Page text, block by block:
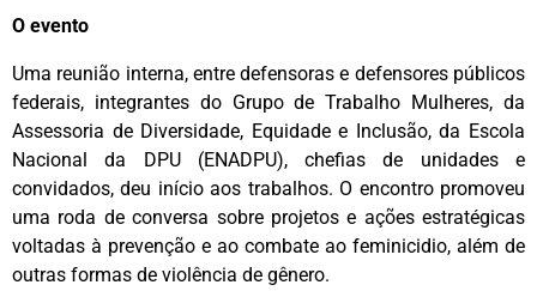
O evento
Uma reunião interna, entre defensoras e defensores públicos
federais, integrantes do Grupo de Trabalho Mulheres, da
Assessoria de Diversidade, Equidade e Inclusão, da Escola
Nacional da DPU (ENADPU), chefias de unidades e
convidados, deu início aos trabalhos. O encontro promoveu
uma roda de conversa sobre projetos e ações estratégicas
voltadas à prevenção e ao combate ao feminicidio, além de
outras formas de violência de gênero.